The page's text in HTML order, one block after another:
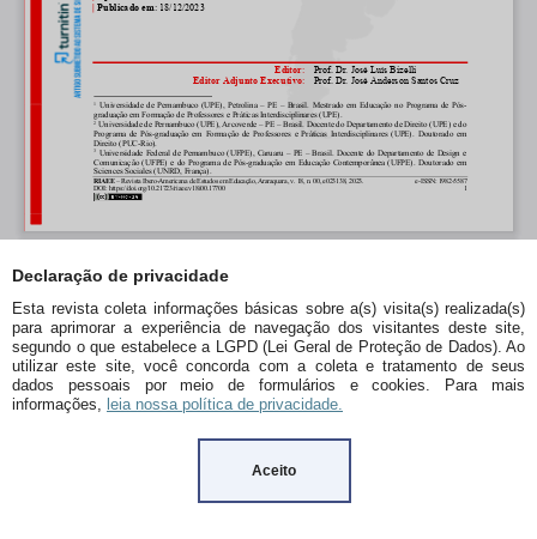
Declaração de privacidade
Esta revista coleta informações básicas sobre a(s) visita(s) realizada(s)
para aprimorar a experiência de navegação dos visitantes deste site,
segundo o que estabelece a LGPD (Lei Geral de Proteção de Dados). Ao
utilizar este site, você concorda com a coleta e tratamento de seus
dados pessoais por meio de formulários e cookies. Para mais
informações, leia nossa política de privacidade.
Aceito